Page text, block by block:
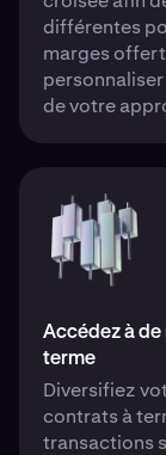
différentes
marges
de votre
Accédez à
terme
Diversifiez
contrats à
transactions